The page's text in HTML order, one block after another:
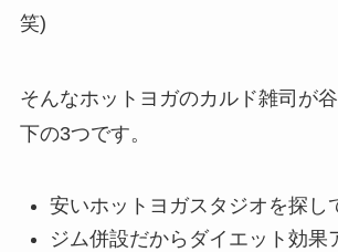
笑)
そんなホットヨガのカルド雑司が
下の3つです。
安いホットヨガスタジオを探し
ジム併設だからダイエット効果